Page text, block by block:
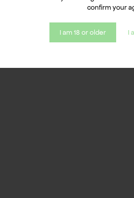
confirm your
I am 18 or older I